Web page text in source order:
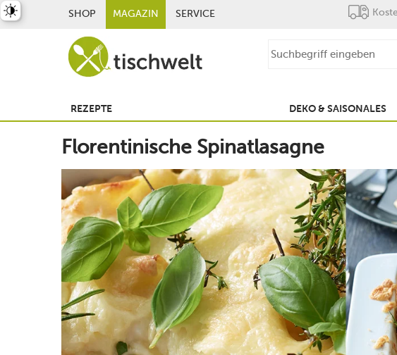
SHOP MAGAZIN SERVICE
REZEPTE DEKO & SAISONALES
Florentinische Spinatlasagne
umschalten